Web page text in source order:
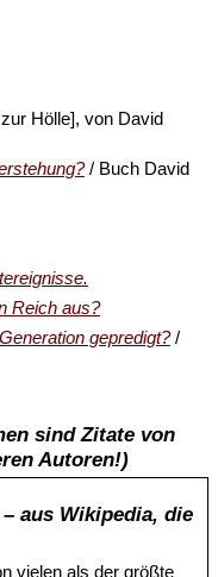
Hölle], von David
/ Buch David
Reich aus?
gepredigt?/
sind Zitate von
Autoren!)
aus Wikipedia, die
vielen als der größte